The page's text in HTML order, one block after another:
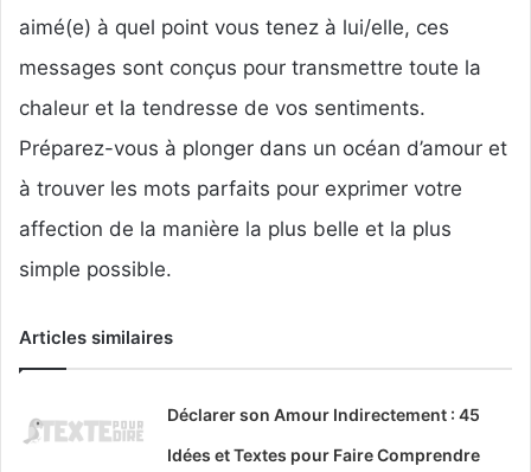
aimé(e) à quel point vous tenez à lui/elle, ces
messages sont conçus pour transmettre toute la
chaleur et la tendresse de vos sentiments.
Préparez-vous à plonger dans un océan d’amour et
à trouver les mots parfaits pour exprimer votre
affection de la manière la plus belle et la plus
simple possible.
Articles similaires
Déclarer son Amour Indirectement : 45
Idées et Textes pour Faire Comprendre